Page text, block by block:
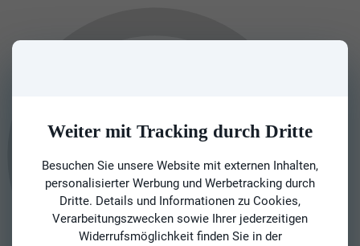
Weiter mit Tracking durch Dritte
Besuchen Sie unsere Website mit externen Inhalten,
personalisierter Werbung und Werbetracking durch
Dritte. Details und Informationen zu Cookies,
Verarbeitungszwecken sowie Ihrer jederzeitigen
Widerrufsmöglichkeit finden Sie in der